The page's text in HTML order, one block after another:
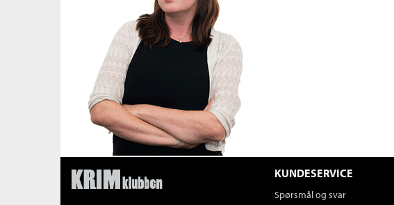
KUNDESERVICE
Spørsmål og svar